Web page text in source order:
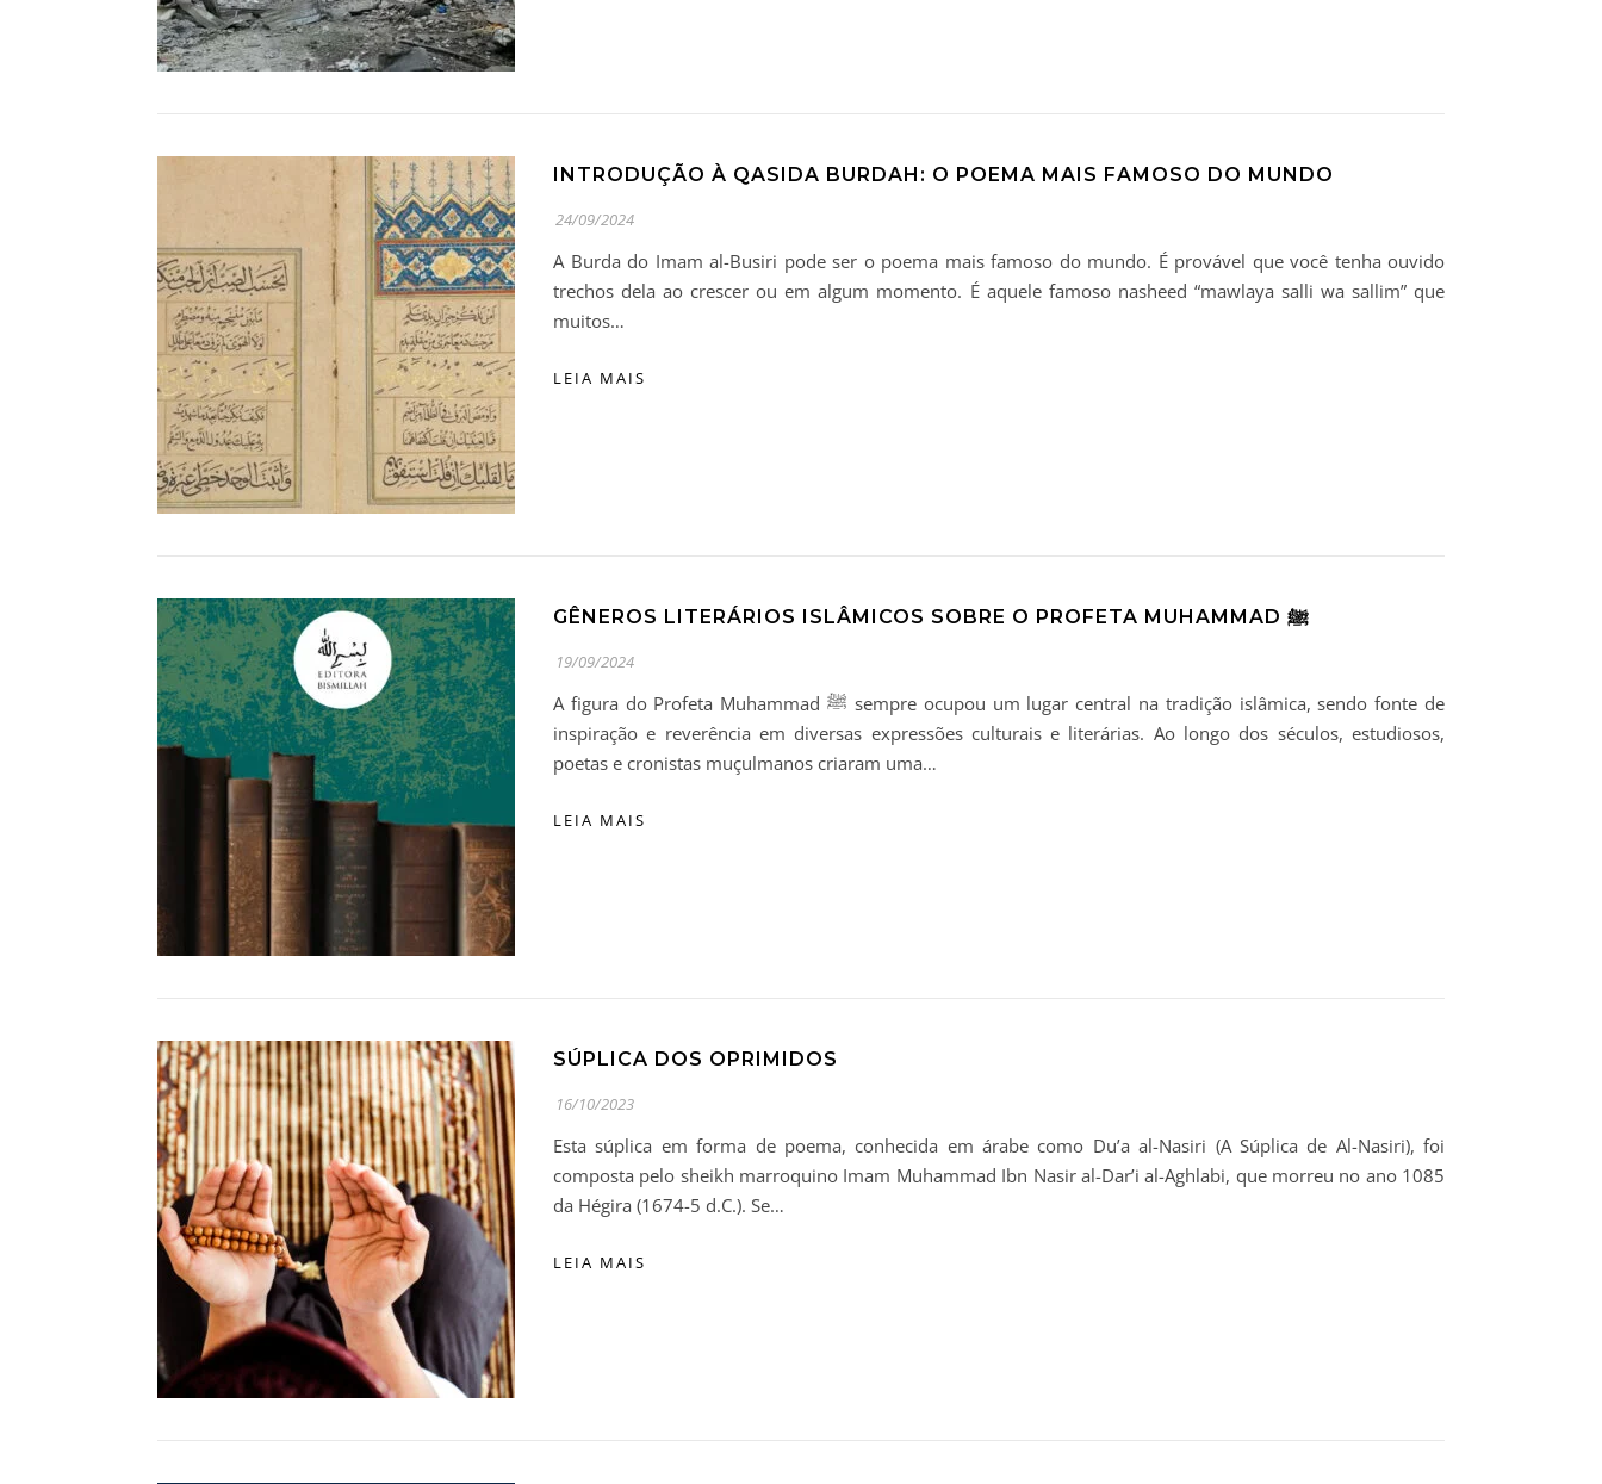
INTRODUÇÃO À QASIDA BURDAH: O POEMA MAIS FAMOSO DO MUNDO
24/09/2024
A Burda do Imam al-Busiri pode ser o poema mais famoso do mundo. É provável que você tenha ouvido
trechos dela ao crescer ou em algum momento. É aquele famoso nasheed “mawlaya salli wa sallim” que
muitos…
LEIA MAIS
GÊNEROS LITERÁRIOS ISLÂMICOS SOBRE O PROFETA MUHAMMAD ﷺ
19/09/2024
A figura do Profeta Muhammad ﷺ sempre ocupou um lugar central na tradição islâmica, sendo fonte de
inspiração e reverência em diversas expressões culturais e literárias. Ao longo dos séculos, estudiosos,
poetas e cronistas muçulmanos criaram uma…
LEIA MAIS
SÚPLICA DOS OPRIMIDOS
16/10/2023
Esta súplica em forma de poema, conhecida em árabe como Du’a al-Nasiri (A Súplica de Al-Nasiri), foi
composta pelo sheikh marroquino Imam Muhammad Ibn Nasir al-Dar’i al-Aghlabi, que morreu no ano 1085
da Hégira (1674-5 d.C.). Se…
LEIA MAIS